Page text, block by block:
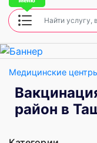
Медицинские
район в